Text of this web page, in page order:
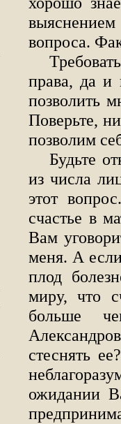
вопроса.
права, да
позволить
Поверьте,
позволим
Будьте
из числа
этот
счастье в
Вам
меня. А
плод
миру, что
больше
стеснять
ожидании